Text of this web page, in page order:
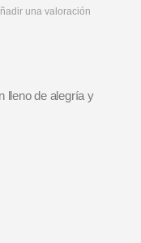
una valoración
lleno de alegría y